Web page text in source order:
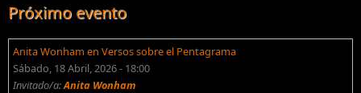
Próximo evento
Anita Wonham en Versos sobre el Pentagrama
Sábado, 18 Abril, 2026 - 18:00
Invitado/a:Anita Wonham